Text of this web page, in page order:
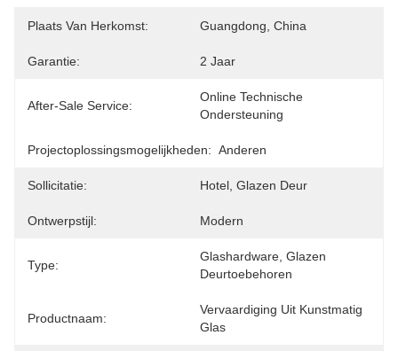
Plaats Van Herkomst: Guangdong, China
Garantie: 2 Jaar
After-Sale Service:
Online Technische
Ondersteuning
Projectoplossingsmogelijkheden: Anderen
Sollicitatie: Hotel, Glazen Deur
Ontwerpstijl: Modern
Type:
Glashardware, Glazen
Deurtoebehoren
Productnaam:
Vervaardiging Uit Kunstmatig
Glas